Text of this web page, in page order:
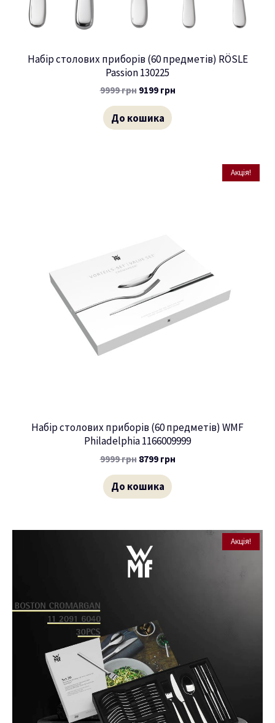
Набір столових приборів (60 предметів) RÖSLE
Passion 130225
9999грн 9199 грн
До кошика
Акція!
Набір столових приборів (60 предметів) WMF
Philadelphia 1166009999
9999грн 8799 грн
До кошика
Акція!